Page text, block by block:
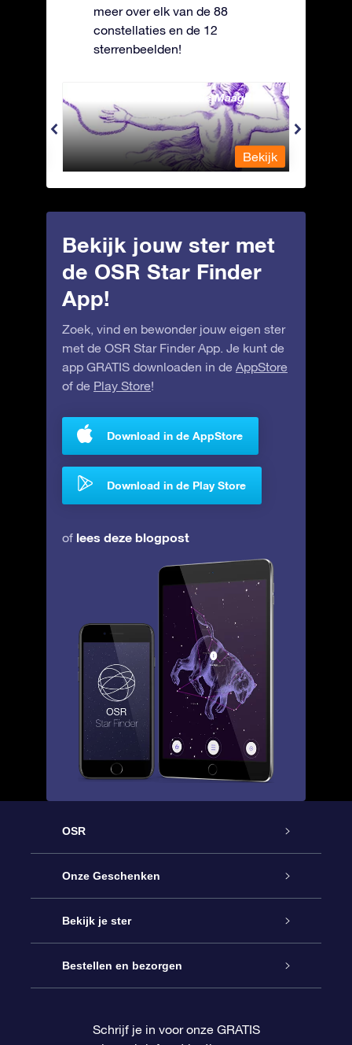
meer over elk van de 88
constellaties en de 12
sterrenbeelden!
Andromeda - Geketende Maagd
Bekijk
Bekijk jouw ster met
de OSR Star Finder
App!
Zoek, vind en bewonder jouw eigen ster
met de OSR Star Finder App. Je kunt de
app GRATIS downloaden in de AppStore
of de Play Store!
Download in de AppStore
Download in de Play Store
of lees deze blogpost
OSR
Service
Contact
Blog
Onze Geschenken
Online Star Gift
OSR Cadeaupakket
Bekijk je ster
Sterrenregister
Bestellen en bezorgen
Schrijf je in voor onze GRATIS